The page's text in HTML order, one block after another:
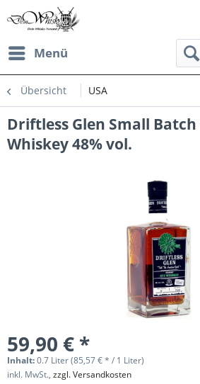
Menü
Übersicht USA
Driftless Glen Small
Whiskey 48% vol.
59,90 € *
Inhalt:0.7 Liter (85,57 € * / 1 Liter)
inkl. MwSt., zzgl. Versandkosten